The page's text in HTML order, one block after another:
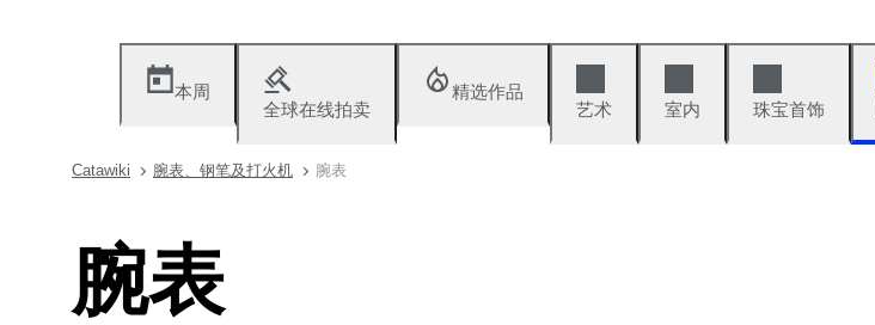
本周
全球在线拍卖
精选作品
艺术
室内 珠宝首饰
Catawiki 腕表、钢笔及打火机 腕表
腕表